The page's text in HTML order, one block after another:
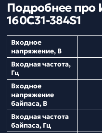
Подробнее про
160C31-384S1
Входное
напряжение, В
Входная частота,
Гц
Входное
напряжение
байпаса, В
Входная частота
байпаса, Гц